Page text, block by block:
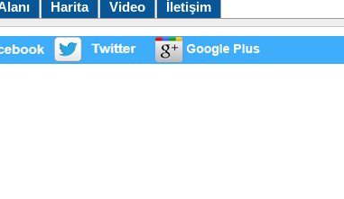
Harita Video İletişim